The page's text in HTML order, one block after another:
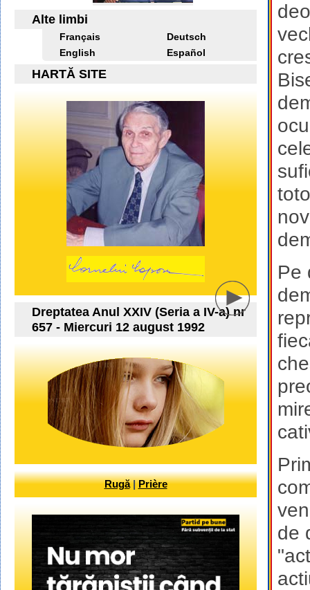
Pe
de
Alte limbi
Français
Deutsch
English
Español
HARTĂ SITE
Dreptatea Anul XXIV (Seria a IV-a) nr
657 - Miercuri 12 august 1992
Rugă|Prière